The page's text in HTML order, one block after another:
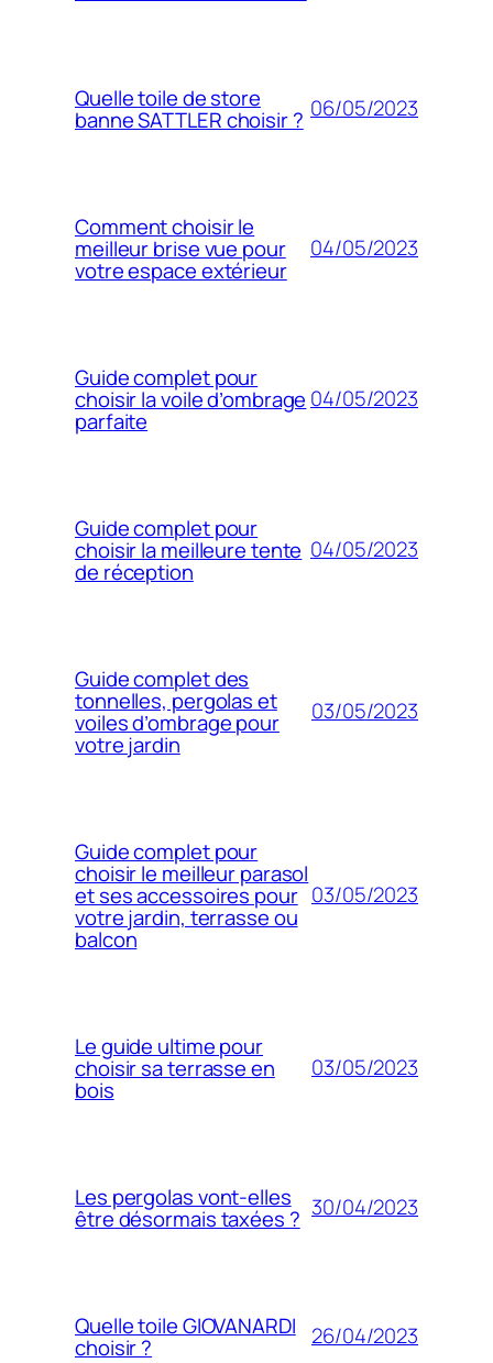
Quelle toile de store
banne SATTLER choisir ? 06/05/2023
Comment choisir le
meilleur brise vue pour
votre espace extérieur
04/05/2023
Guide complet pour
choisir la voile d’ombrage
parfaite
04/05/2023
Guide complet pour
choisir la meilleure tente
de réception
04/05/2023
Guide complet des
tonnelles, pergolas et
voiles d’ombrage pour
votre jardin
03/05/2023
Guide complet pour
choisir le meilleur parasol
et ses accessoires pour
votre jardin, terrasse ou
balcon
03/05/2023
Le guide ultime pour
choisir sa terrasse en
bois
03/05/2023
Les pergolas vont-elles
être désormais taxées ? 30/04/2023
Quelle toile GIOVANARDI
choisir ? 26/04/2023